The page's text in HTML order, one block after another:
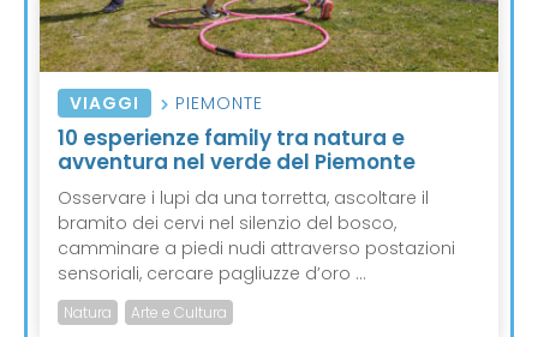
VIAGGI PIEMONTE
10 esperienze family tra natura e
avventura nel verde del Piemonte
Osservare i lupi da una torretta, ascoltare il
bramito dei cervi nel silenzio del bosco,
camminare a piedi nudi attraverso postazioni
sensoriali, cercare pagliuzze d’oro ...
Natura Arte e Cultura